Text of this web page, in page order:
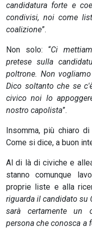
candidatura forte e
condivisi, noi come
coalizione”.
Non solo: “Ci
pretese sulla
poltrone. Non
Dico soltanto che se
civico noi lo
nostro capolista”.
Insomma, più chiaro
Come si dice, a buon
Al di là di civiche e
stanno comunque
proprie liste e alla
riguarda il candidato su
sarà certamente un
persona che conosca a